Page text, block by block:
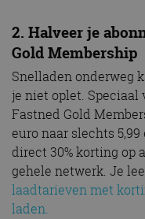
2. Halveer je
Gold Membership
Snelladen onderweg
je niet oplet. Speciaal
Fastned Gold
euro naar slechts
direct 30% korting op
gehele netwerk. Je
laadtarieven met
laden.